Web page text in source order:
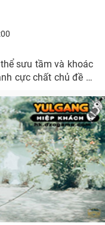
sưu tầm và khoác
cực chất chủ đề lễ